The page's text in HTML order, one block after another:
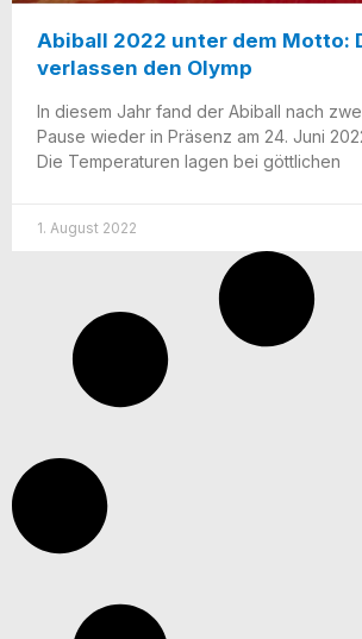
Abiball 2022 unter dem Motto:
verlassen den Olymp
In die­sem Jahr fand der Abi­ball nach
Pau­­se wie­der in Prä­senz am 24. Juni
Die Tem­pe­ra­tu­ren lagen bei göttlichen
1. August 2022